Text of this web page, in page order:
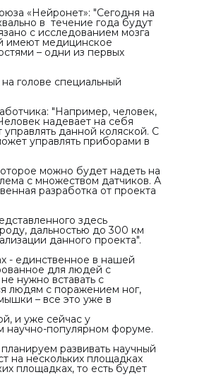
«Нейронет»: "Сегодня на
в течение года будут
с исследованием мозга
имеют медицинское
– одни из первых
голове специальный
"Например, человек,
надевает на себя
данной коляской. С
управлять приборами в
можно будет надеть на
с множеством датчиков. А
разработка от проекта
здесь
дальностью до 300 км
данного проекта".
- единственное в нашей
для людей с
нужно вставать с
людям с поражением ног,
– все это уже в
и уже сейчас у
научно-популярном форуме.
развивать научный
на нескольких площадках
площадках, то есть будет